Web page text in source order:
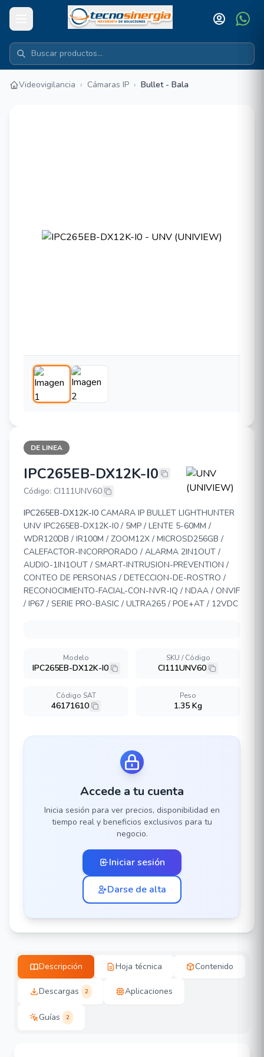
Videovigilancia › Cámaras IP › Bullet - Bala
DE LINEA
UNV (UNIVIEW) IPC265EB-DX12K-
IPC265EB-DX12K-I0
Código: CI111UNV60
IPC265EB-DX12K-I0 CAMARA IP BULLET LIGHTHUNTER
UNV IPC265EB-DX12K-I0 / 5MP / LENTE 5-60MM /
WDR120DB / IR100M / ZOOM12X / MICROSD256GB /
CALEFACTOR-INCORPORADO / ALARMA 2IN1OUT /
AUDIO-1IN1OUT / SMART-INTRUSION-PREVENTION /
CONTEO DE PERSONAS / DETECCION-DE-ROSTRO /
RECONOCIMIENTO-FACIAL-CON-NVR-IQ / NDAA / ONVIF
/ IP67 / SERIE PRO-BASIC / ULTRA265 / POE+AT / 12VDC
Modelo
IPC265EB-DX12K-I0
SKU / Código
CI111UNV60
Código SAT
46171610
Peso
1.35 Kg
Accede a tu cuenta
Inicia sesión para ver precios, disponibilidad en
tiempo real y beneficios exclusivos para tu
negocio.
Iniciar sesión
Darse de alta
Descripción Hoja técnica Contenido
Descargas 2 Aplicaciones
Guías 2